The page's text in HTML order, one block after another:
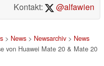
Kontakt:
@alfawien
> News> Newsarchiv> News
von Huawei Mate 20 & Mate 20